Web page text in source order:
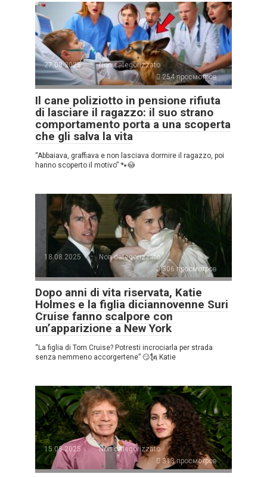
27.08.2025
Non categorizzato
254 просмотров
Il cane poliziotto in pensione rifiuta
di lasciare il ragazzo: il suo strano
comportamento porta a una scoperta
che gli salva la vita
“Abbaiava, graffiava e non lasciava dormire il ragazzo, poi
hanno scoperto il motivo” 🐾😳
18.08.2025
Non categorizzato
306 просмотров
Dopo anni di vita riservata, Katie
Holmes e la figlia diciannovenne Suri
Cruise fanno scalpore con
un’apparizione a New York
“La figlia di Tom Cruise? Potresti incrociarla per strada
senza nemmeno accorgertene” 😏🗽 Katie
15.08.2025
Non categorizzato
313 просмотров